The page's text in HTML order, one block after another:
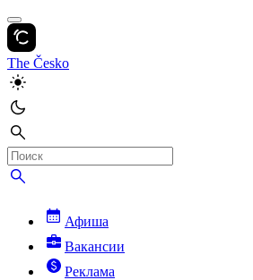
The Česko
Афиша
Вакансии
Реклама